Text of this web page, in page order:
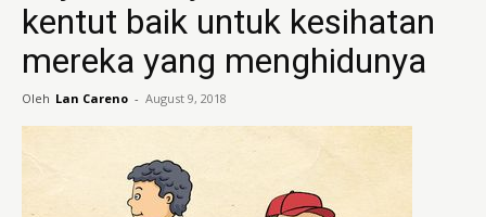
kentut baik untuk kesihatan
mereka yang menghidunya
Oleh Lan Careno - August 9, 2018